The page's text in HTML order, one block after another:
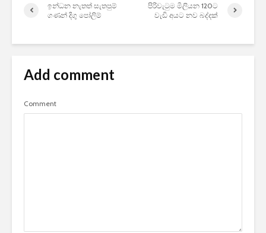
ඉන්ධන නැතත් සැතපුම්
ගණන් දිගු පෝලිම්
පිරිවැටුම මිලියන 120ට
වැඩි අයට නව බද්දක්
Add comment
Comment